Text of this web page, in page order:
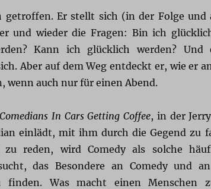
getroffen. Er stellt sich (in der Folge und
und wieder die Fragen: Bin ich
Kann ich glücklich werden?
Aber auf dem Weg entdeckt er, wie er
wenn auch nur für einen Abend.
Comedians In Cars Getting Coffee, in der
einlädt, mit ihm durch die Gegend zu
reden, wird Comedy als solche
das Besondere an Comedy und
finden. Was macht einen Menschen